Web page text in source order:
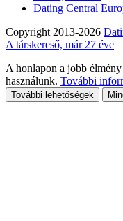
Dating Central
Copyright 2013-2026
A társkereső, már 27 éve
A honlapon a jobb
használunk. További
További lehetőségek